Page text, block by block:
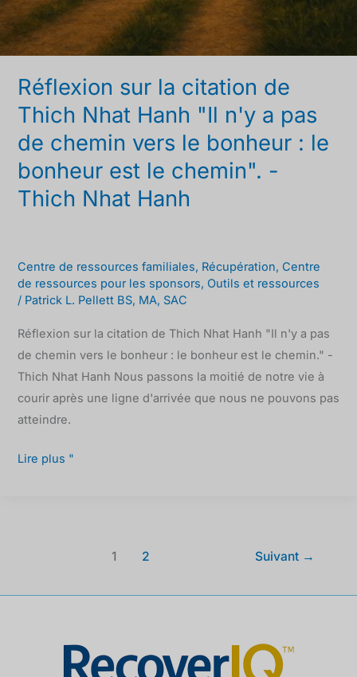
Réflexion sur la citation de
Thich Nhat Hanh "Il n'y a pas
de chemin vers le bonheur : le
bonheur est le chemin". -
Thich Nhat Hanh
Centre de ressources familiales, Récupération, Centre
de ressources pour les sponsors, Outils et ressources
/ Patrick L. Pellett BS, MA, SAC
Réflexion sur la citation de Thich Nhat Hanh "Il n'y a pas
de chemin vers le bonheur : le bonheur est le chemin." -
Thich Nhat Hanh Nous passons la moitié de notre vie à
courir après une ligne d'arrivée que nous ne pouvons pas
atteindre.
est
le
chemin".
-
Thich
Nhat
Hanh
Lire plus "
1 2 Suivant →